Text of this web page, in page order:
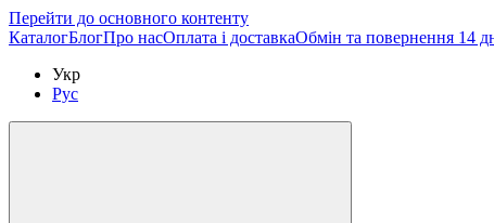
Перейти до основного контенту
КаталогБлогПро насОплата і доставкаОбмін та повернення 14
Укр
Рус